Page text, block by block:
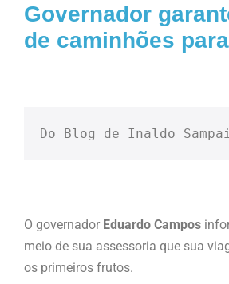
Governador
de caminhões
Do Blog de Inaldo
O governador Eduardo Campos
meio de sua assessoria que sua
os primeiros frutos.